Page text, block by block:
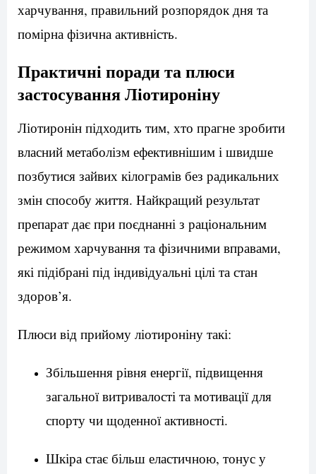
харчування, правильний розпорядок дня та
помірна фізична активність.
Практичні поради та плюси
застосування Ліотироніну
Ліотиронін підходить тим, хто прагне зробити
власний метаболізм ефективнішим і швидше
позбутися зайвих кілограмів без радикальних
змін способу життя. Найкращий результат
препарат дає при поєднанні з раціональним
режимом харчування та фізичними вправами,
які підібрані під індивідуальні цілі та стан
здоров’я.
Плюси від прийому ліотироніну такі:
Збільшення рівня енергії, підвищення
загальної витривалості та мотивації для
спорту чи щоденної активності.
Шкіра стає більш еластичною, тонус у